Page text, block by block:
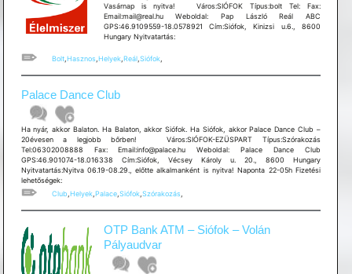
Vasárnap is nyitva! Város:SIÓFOK Típus:bolt Tel: Fax:
Email:mail@real.hu Weboldal: Pap László Reál ABC
GPS:46.9109559-18.0578921 Cím:Siófok, Kinizsi u.6., 8600
Hungary Nyitvatartás:
Bolt, Hasznos, Helyek, Reál, Siófok,
Palace Dance Club
Ha nyár, akkor Balaton. Ha Balaton, akkor Siófok. Ha Siófok, akkor Palace Dance Club –
20évesen a legjobb bőrben! Város:SIÓFOK-EZÜSPART Típus:Szórakozás
Tel:06302008888 Fax: Email:info@palace.hu Weboldal: Palace Dance Club
GPS:46.901074-18.016338 Cím:Siófok, Vécsey Károly u. 20., 8600 Hungary
Nyitvatartás:Nyitva 06.19-08.29., előtte alkalmanként is nyitva! Naponta 22-05h Fizetési
lehetőségek:
Club Helyek, Palace, Siófok, Szórakozás,
OTP Bank ATM – Siófok – Volán
Pályaudvar